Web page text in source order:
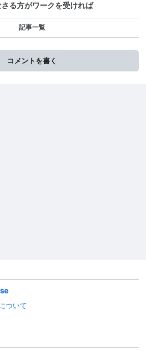
る方がワークを受ければ
記事一覧
コメントを書く
ついて